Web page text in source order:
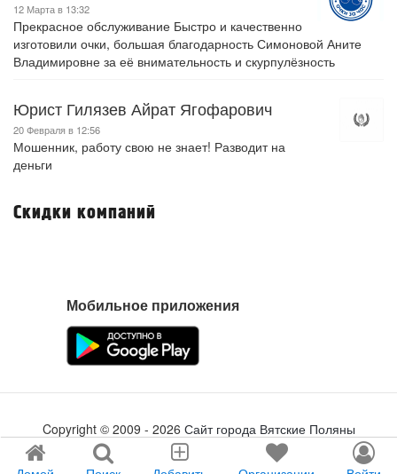
12 Марта в 13:32
Прекрасное обслуживание Быстро и качественно
изготовили очки, большая благодарность Симоновой Аните
Владимировне за её внимательность и скурпулёзность
Юрист Гилязев Айрат Ягофарович
20 Февраля в 12:56
Мошенник, работу свою не знает! Разводит на
деньги
Скидки компаний
Мобильное приложения
Copyright © 2009 - 2026 Сайт города Вятские Поляны
Создание сайта
tabson.ru